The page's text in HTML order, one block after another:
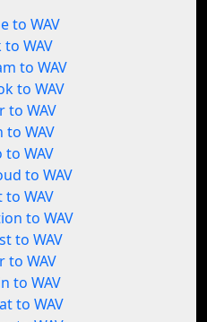
to WAV
WAV
to WAV
to WAV
to WAV
to WAV
to WAV
to WAV
to WAV
to WAV
to WAV
to WAV
to WAV
to WAV